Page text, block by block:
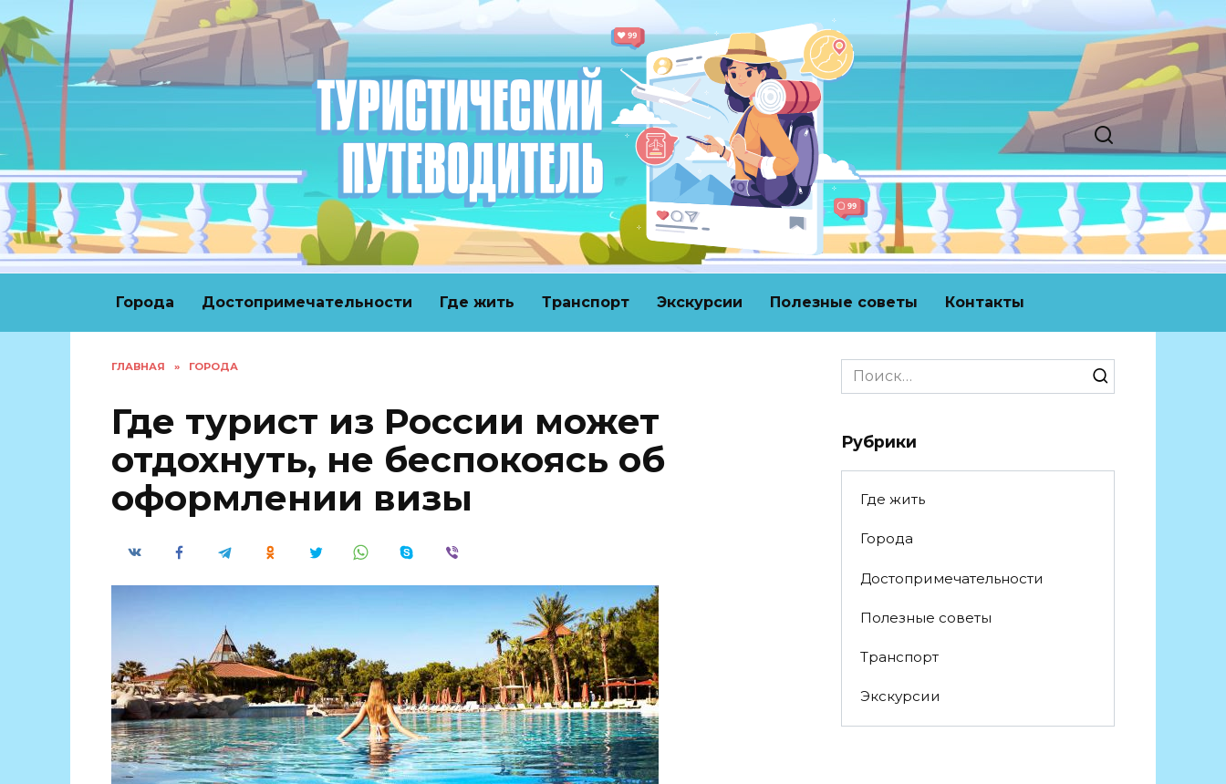
к
содержанию
Города Достопримечательности Где жить Транспорт Экскурсии Полезные советы Контакты
ГЛАВНАЯ » ГОРОДА
Где турист из России может
отдохнуть, не беспокоясь об
оформлении визы
Search
for:
Рубрики
Где жить
Города
Достопримечательности
Полезные советы
Транспорт
Экскурсии